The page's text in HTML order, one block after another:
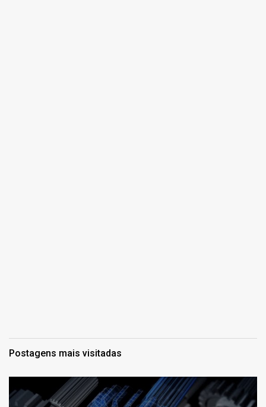
Postagens mais visitadas